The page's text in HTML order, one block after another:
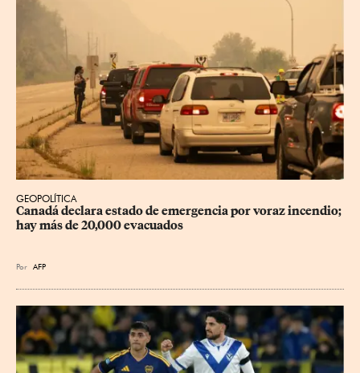
GEOPOLÍTICA
Canadá declara estado de emergencia por voraz incendio;
hay más de 20,000 evacuados
Por AFP